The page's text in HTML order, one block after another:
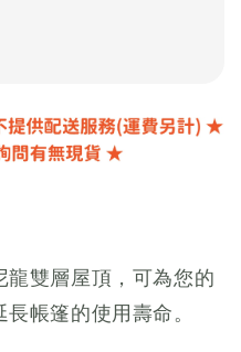
雙層屋頂，可為您的
帳篷的使用壽命。